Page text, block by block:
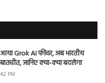
Grok AI फीचर, अब भारतीय
जानिए क्या-क्या बदलेगा
PM